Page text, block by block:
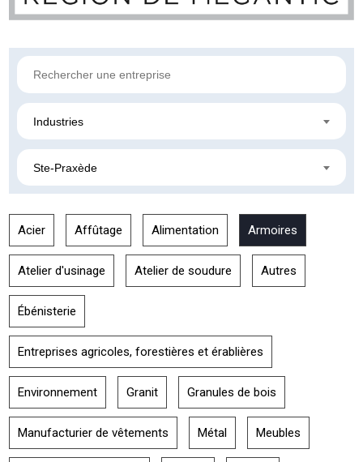
Industries
Ste-Praxède
Acier Affûtage Alimentation Armoires
Atelier d'usinage Atelier de soudure Autres
Ébénisterie
Entreprises agricoles, forestières et érablières
Environnement Granit Granules de bois
Manufacturier de vêtements Métal Meubles